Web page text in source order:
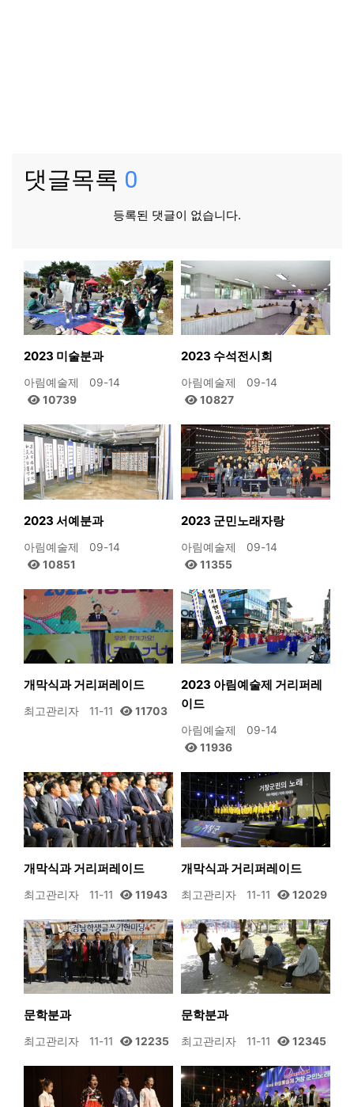
댓글목록 0
등록된 댓글이 없습니다.
2023 미술분과
아림예술제
09-14
10739
2023 수석전시회
아림예술제
09-14
10827
2023 서예분과
아림예술제
09-14
10851
2023 군민노래자랑
아림예술제
09-14
11355
개막식과 거리퍼레이드
최고관리자 11-11 11703
2023 아림예술제 거리퍼레
이드
아림예술제
09-14
11936
개막식과 거리퍼레이드
최고관리자 11-11 11943
개막식과 거리퍼레이드
최고관리자 11-11 12029
문학분과
최고관리자 11-11 12235
문학분과
최고관리자 11-11 12345